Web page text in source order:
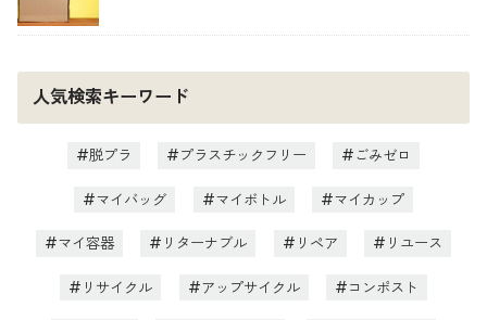
人気検索キーワード
脱プラ プラスチックフリー ごみゼロ
マイバッグ マイボトル マイカップ
マイ容器 リターナブル リペア リユース
リサイクル アップサイクル コンポスト